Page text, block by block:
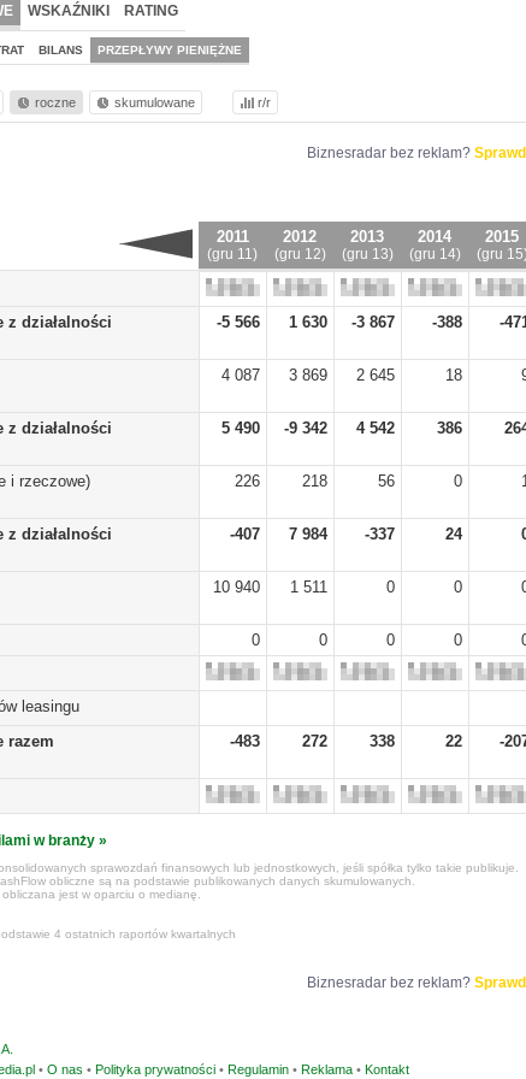
WSKAŹNIKI RATING
BILANS PRZEPŁYWY PIENIĘŻNE
roczne skumulowane r/r
Biznesradar bez reklam?
2011
(gru 11)
2012
(gru 12)
2013
(gru 13)
2014
(gru 14)
2015
(gru
z działalności
-5 566 1 630 -3 867 -388 -
4 087 3 869 2 645 18
z działalności
5 490 -9 342 4 542 386
i rzeczowe) 226 218 56 0
z działalności
-407 7 984 -337 24
10 940 1 511 0 0
0 0 0 0
leasingu
razem
-483 272 338 22 -
w branży »
sprawozdań finansowych lub jednostkowych, jeśli spółka tylko takie publikuje.
obliczne są na podstawie publikowanych danych skumulowanych.
jest w oparciu o medianę.
4 ostatnich raportów kwartalnych
Biznesradar bez reklam?
• O nas • Polityka prywatności • Regulamin • Reklama • Kontakt